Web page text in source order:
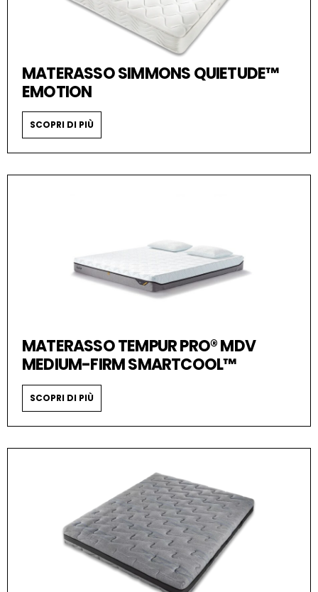
MATERASSO SIMMONS QUIETUDE™
EMOTION
SCOPRI DI PIÙ
MATERASSO TEMPUR PRO® MDV
MEDIUM-FIRM SMARTCOOL™
SCOPRI DI PIÙ